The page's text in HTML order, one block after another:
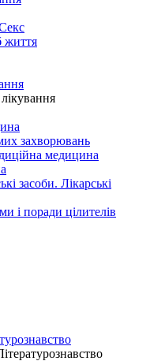
життя
захворювань
медицина
засоби. Лікарські
і поради цілителів